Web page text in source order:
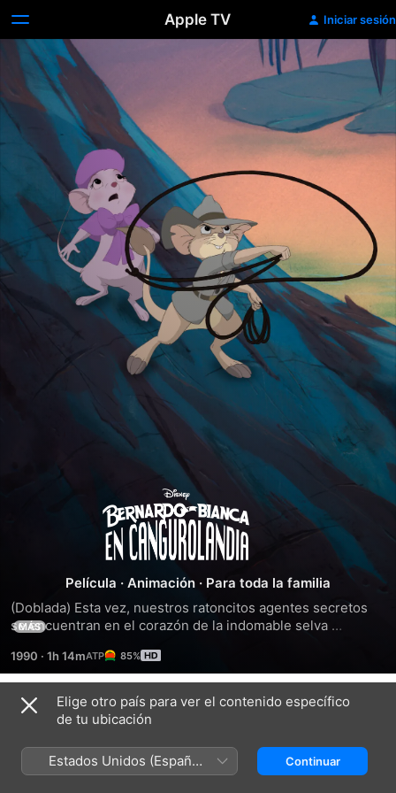
Apple TV Iniciar sesión
Bernardo
y
Bianca
en
Cangurolandia
Película · Animación · Para toda la familia
(Doblada) Esta vez, nuestros ratoncitos agentes secretos
se encuentran en el corazón de la indomable selva
jovencito que lucha por salvar un águila de un despiadado
cazador furtivo.
MÁS
1990 · 1h 14m 85%
Títulos relacionados
perro
Patrol:
La
Dale
Elige otro país para ver el contenido específico
de tu ubicación
Estados Unidos (Español
México)
Continuar